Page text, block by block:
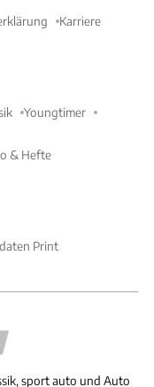
Karriere
Youngtimer
& Hefte
Print
sport auto und Auto